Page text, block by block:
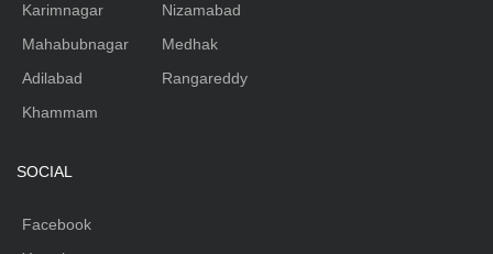
Karimnagar
Mahabubnagar
Adilabad
Khammam
Nizamabad
Medhak
Rangareddy
SOCIAL
Facebook